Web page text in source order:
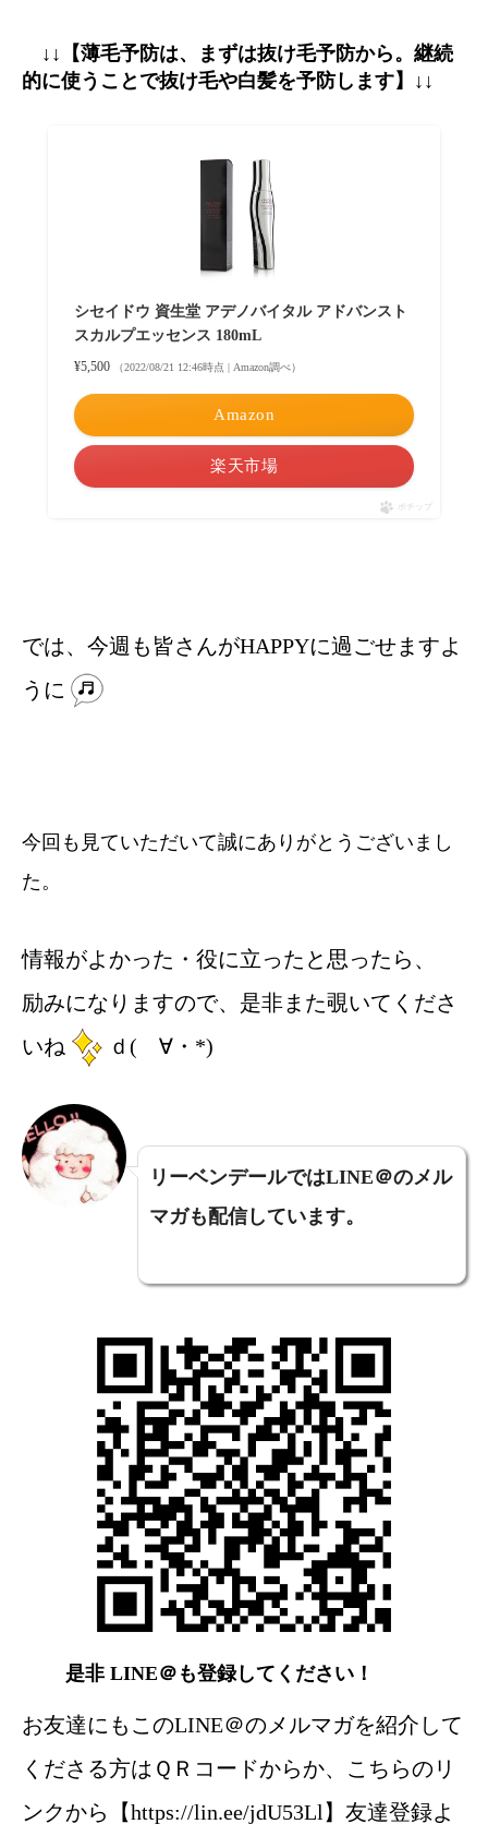
↓↓【薄毛予防は、まずは抜け毛予防から。継続
的に使うことで抜け毛や白髪を予防します】↓↓
シセイドウ 資生堂 アデノバイタル アドバンスト
スカルプエッセンス 180mL
¥5,500 （2022/08/21 12:46時点 | Amazon調べ）
Amazon
楽天市場
ポチップ
では、今週も皆さんがHAPPYに過ごせますよ
うに
今回も見ていただいて誠にありがとうございまし
た。
情報がよかった・役に立ったと思ったら、
励みになりますので、是非また覗いてくださ
いね
ｄ(ゝ∀・*)
リーベンデールではLINE＠のメル
マガも配信しています。
是非 LINE＠も登録してください！
お友達にもこのLINE＠のメルマガを紹介して
くださる方はＱＲコードからか、こちらのリ
ンクから【https://lin.ee/jdU53Ll】友達登録よ